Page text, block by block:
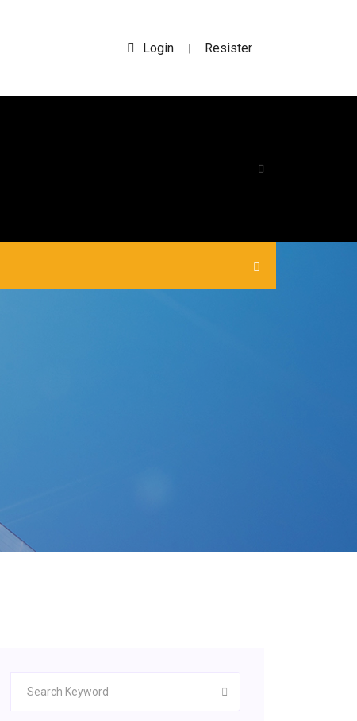
Login | Resister